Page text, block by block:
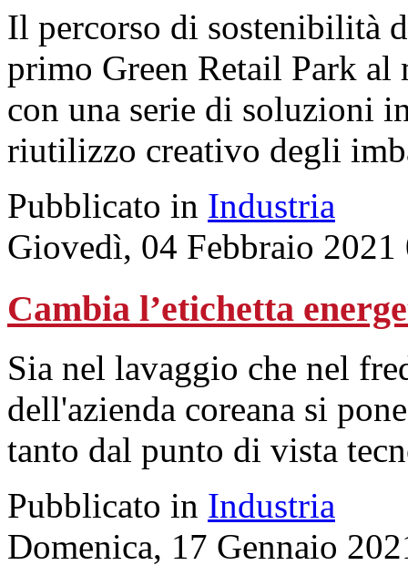
Il percorso di sostenibilità
primo Green Retail Park
con una serie di soluzioni
riutilizzo creativo degli
Pubblicato in Industria
Giovedì, 04 Febbraio 2021
Cambia l’etichetta
Sia nel lavaggio che nel
dell'azienda coreana si
tanto dal punto di vista
Pubblicato in Industria
Domenica, 17 Gennaio